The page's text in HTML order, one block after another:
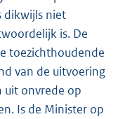
dikwijls niet
is. De
toezichthoudende
van de uitvoering
uit onvrede op
Is de Minister op